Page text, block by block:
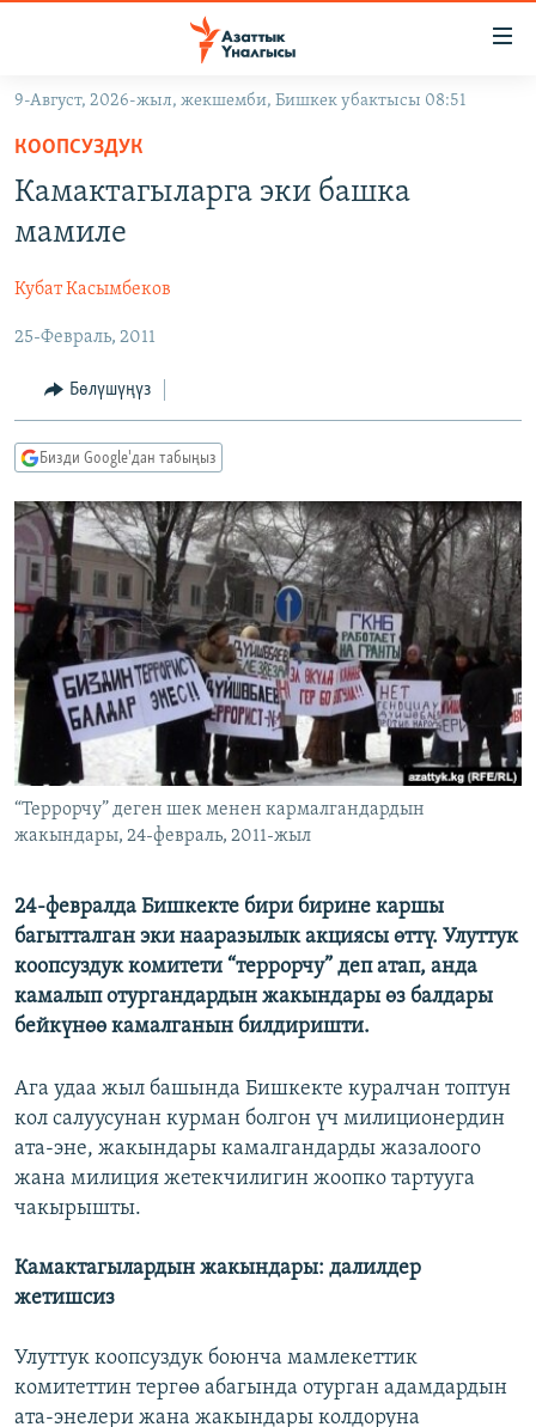
Навигацияга
өтүңүз
Издөөгө
салыңыз
ЭКОНОМИКА
МАДАНИЯТ
БОРБОР АЗИЯ
АТАЙЫН ИЛИКТӨӨ
ТВ ПРОГРАММАЛАР
БҮГҮН АЗАТТЫКТА
БИЗ ЖАНА ДҮЙНӨ
ДАНИСТЕ
ЭЖЕ-СИҢДИЛЕР
АЗАТТЫК+
ЫҢГАЙСЫЗ СУРООЛОР
ПОДКАСТ
ӨЗГӨЧӨ ПИКИР
ОНЛАЙН ШЕРИНЕ
ЭЕ/АРнун бардык сайттары
9-Август, 2026-жыл, жекшемби, Бишкек убактысы 08:51
КООПСУЗДУК
Камактагыларга эки башка
мамиле
Кубат Касымбеков
25-Февраль, 2011
Бөлүшүңүз
Бизди Google'дан табыңыз
“Террорчу” деген шек менен кармалгандардын
жакындары, 24-февраль, 2011-жыл
24-февралда Бишкекте бири бирине каршы
багытталган эки нааразылык акциясы өттү. Улуттук
коопсуздук комитети “террорчу” деп атап, анда
камалып отургандардын жакындары өз балдары
бейкүнөө камалганын билдиришти.
Ага удаа жыл башында Бишкекте куралчан топтун
кол салуусунан курман болгон үч милиционердин
ата-эне, жакындары камалгандарды жазалоого
жана милиция жетекчилигин жоопко тартууга
чакырышты.
Камактагылардын жакындары: далилдер
жетишсиз
Улуттук коопсуздук боюнча мамлекеттик
комитеттин тергөө абагында отурган адамдардын
ата-энелери жана жакындары колдоруна